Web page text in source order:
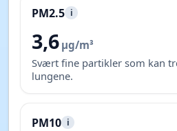
PM2.5 i
3,6 µg/m³
Svært fine partikler som kan
lungene.
PM10 i